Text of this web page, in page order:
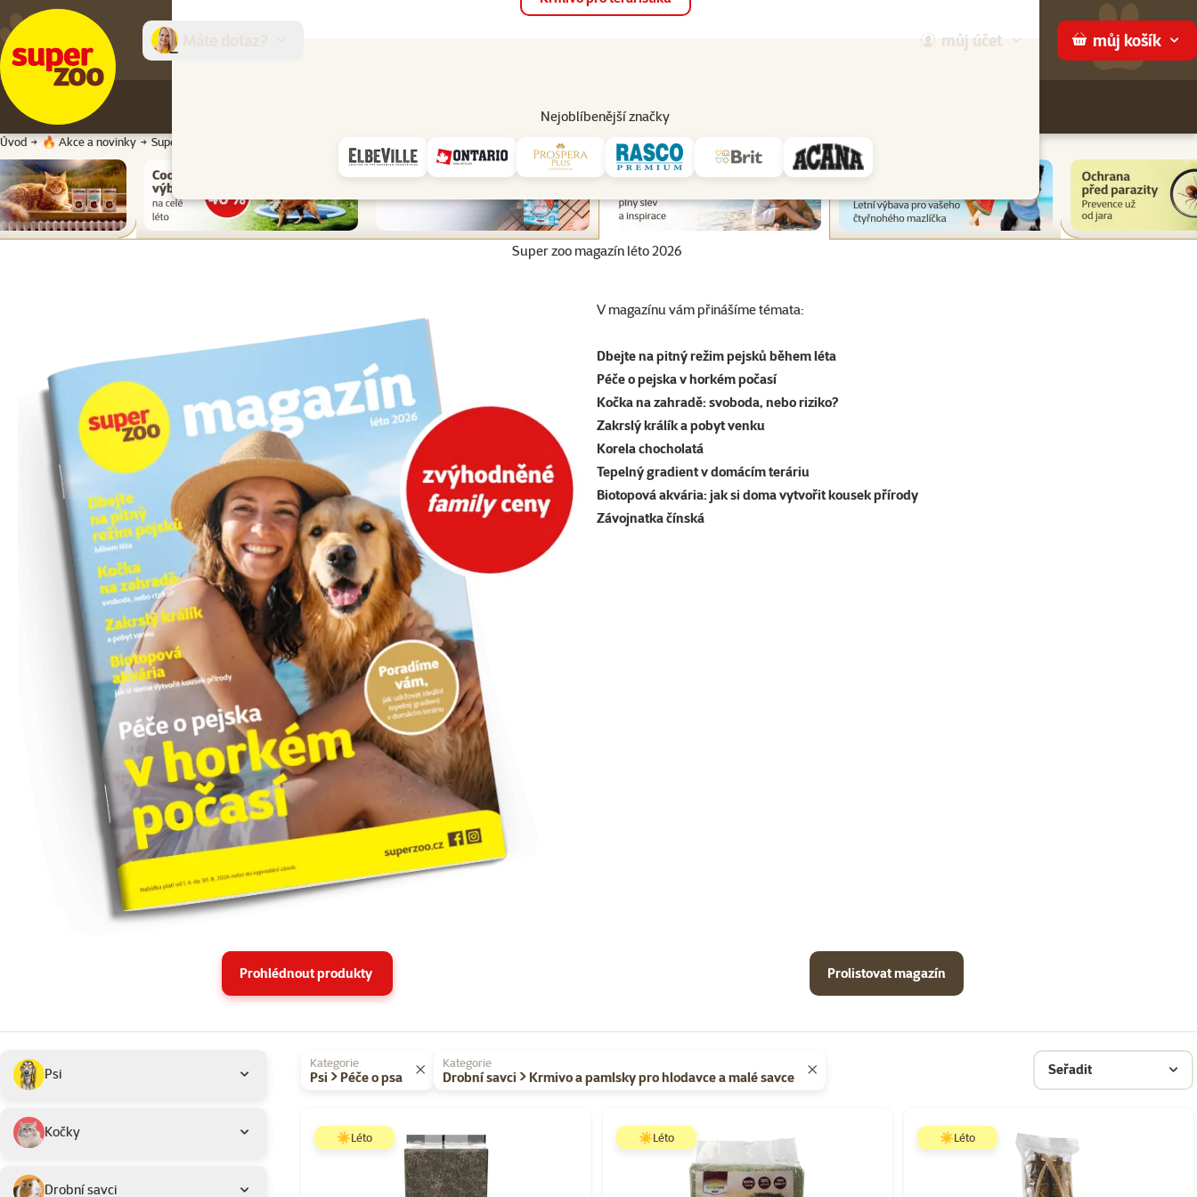
můj účet můj košík
Nejoblíbenější značky
Prodejny Služby
Úvod 🔥 Akce a novinky Super zoo magazín léto 2026
Super zoo magazín léto 2026
V magazínu vám přinášíme témata:
Dbejte na pitný režim pejsků během léta
Péče o pejska v horkém počasí
Kočka na zahradě: svoboda, nebo riziko?
Zakrslý králík a pobyt venku
Korela chocholatá
Tepelný gradient v domácím teráriu
Biotopová akvária: jak si doma vytvořit kousek přírody
Závojnatka čínská
Prohlédnout produkty Prolistovat magazín
Podkategorie
Psi
Kočky
Drobní savci
Vybrané filtry
Kategorie
Psi > Péče o psa
Kategorie
Drobní savci > Krmivo a pamlsky pro hlodavce a malé savce Seřadit
☀️Léto ☀️Léto ☀️Léto